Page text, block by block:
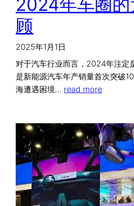
顾
2025年1月1日
对于汽车行业而言，2024年注定
是新能源汽车年产销量首次突破
海遭遇困境… read more